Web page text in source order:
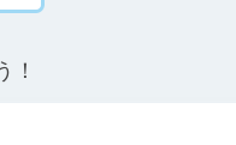
！